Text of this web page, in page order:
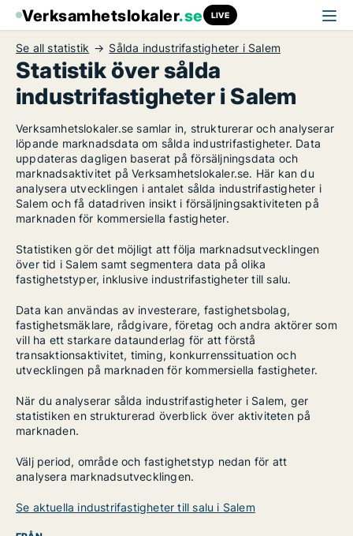
Verksamhetslokaler.se LIVE
Se all statistik Sålda industrifastigheter i Salem
Statistik över sålda
industrifastigheter i Salem
Verksamhetslokaler.se samlar in, strukturerar och analyserar
löpande marknadsdata om sålda industrifastigheter. Data
uppdateras dagligen baserat på försäljningsdata och
marknadsaktivitet på Verksamhetslokaler.se. Här kan du
analysera utvecklingen i antalet sålda industrifastigheter i
Salem och få datadriven insikt i försäljningsaktiviteten på
marknaden för kommersiella fastigheter.
Statistiken gör det möjligt att följa marknadsutvecklingen
över tid i Salem samt segmentera data på olika
fastighetstyper, inklusive industrifastigheter till salu.
Data kan användas av investerare, fastighetsbolag,
fastighetsmäklare, rådgivare, företag och andra aktörer som
vill ha ett starkare dataunderlag för att förstå
transaktionsaktivitet, timing, konkurrenssituation och
utvecklingen på marknaden för kommersiella fastigheter.
När du analyserar sålda industrifastigheter i Salem, ger
statistiken en strukturerad överblick över aktiviteten på
marknaden.
Välj period, område och fastighetstyp nedan för att
analysera marknadsutvecklingen.
Se aktuella industrifastigheter till salu i Salem